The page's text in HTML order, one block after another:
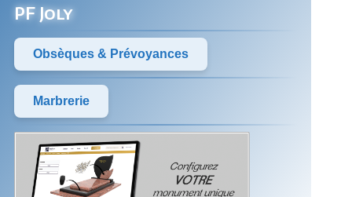
PF Joly
Obsèques & Prévoyances
Marbrerie